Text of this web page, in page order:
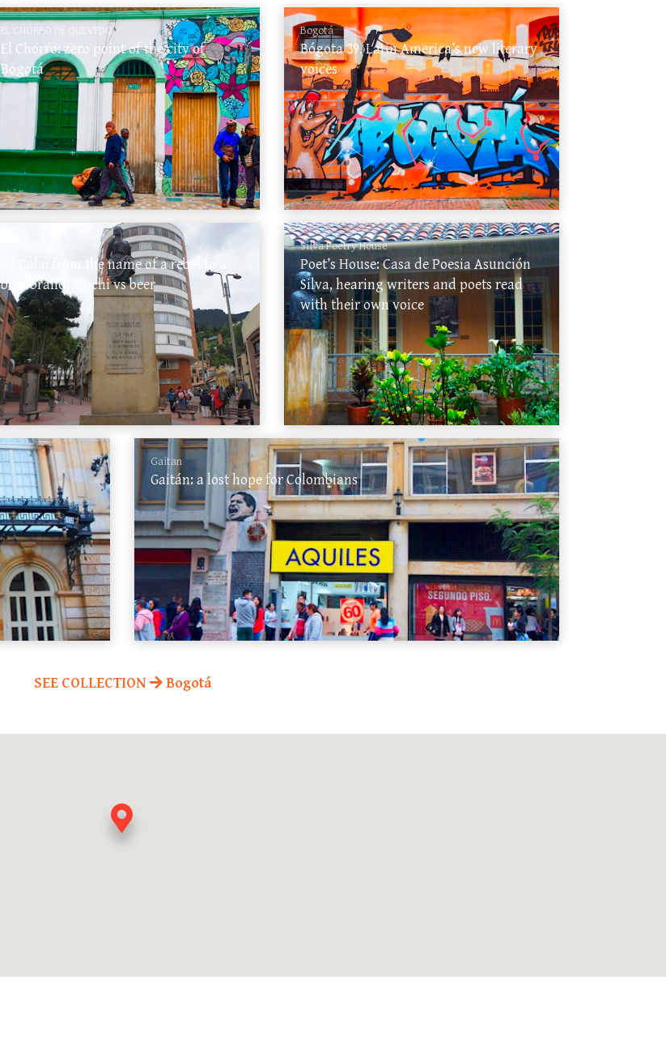
EL CHORRO DE QUEVEDO
El Chorro: zero point of the city of
Bogotá
Bogotá
Bógota 39, Latin America’s new literary
voices
La Pola: from the name of a rebel to a
beer brand, chichi vs beer
Silva Poetry House
Poet’s House: Casa de Poesia Asunción
Silva, hearing writers and poets read
with their own voice
Gaitan
Gaitán: a lost hope for Colombians
SEE COLLECTION Bogotá